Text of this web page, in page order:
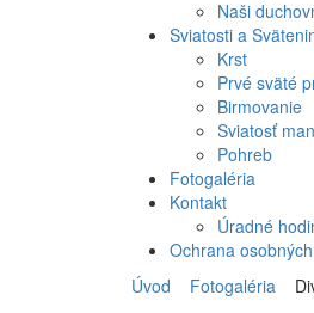
Naši
Sviatosti a
Krst
Prvé sväté
Birmovanie
Sviatosť
Pohreb
Fotogaléria
Kontakt
Úradné
Ochrana
Úvod
Fotogaléria